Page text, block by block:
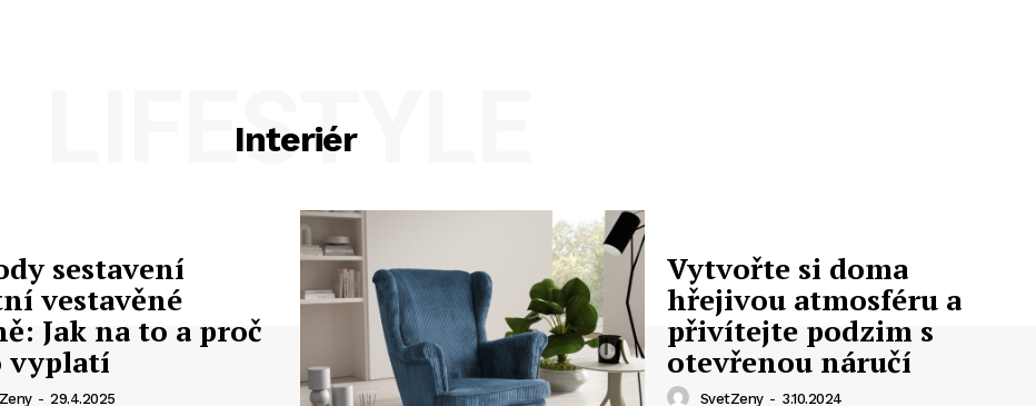
Interiér
LIFESTYLE
sestavení
vestavěné
Jak na to a proč
vyplatí
- 29.4.2025
Vytvořte si doma
hřejivou atmosféru a
přivítejte podzim s
otevřenou náručí
SvetZeny - 3.10.2024